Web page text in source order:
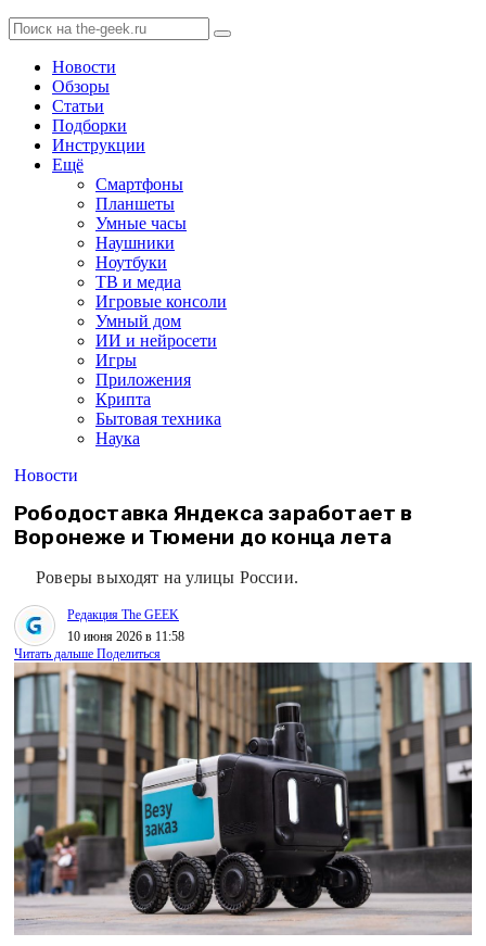
Новости
Обзоры
Статьи
Подборки
Инструкции
Ещё
Смартфоны
Планшеты
Умные часы
Наушники
Ноутбуки
ТВ и медиа
Игровые консоли
Умный дом
ИИ и нейросети
Игры
Приложения
Крипта
Бытовая техника
Наука
Новости
Рободоставка Яндекса заработает в
Воронеже и Тюмени до конца лета
Роверы выходят на улицы России.
Редакция The GEEK
10 июня 2026 в 11:58
Читать дальше Поделиться